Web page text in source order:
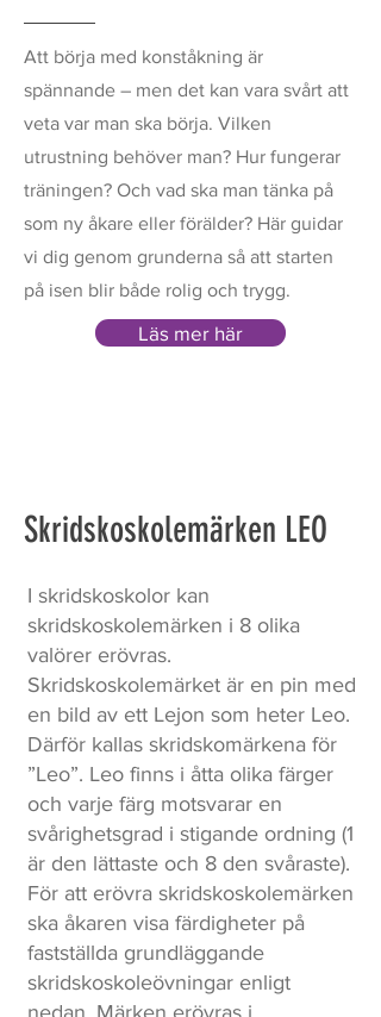
Att börja med konståkning är
spännande – men det kan vara svårt att
veta var man ska börja. Vilken
utrustning behöver man? Hur fungerar
träningen? Och vad ska man tänka på
som ny åkare eller förälder? Här guidar
vi dig genom grunderna så att starten
på isen blir både rolig och trygg.
Läs mer här
Skridskoskolemärken LEO
I skridskoskolor kan
skridskoskolemärken i 8 olika
valörer erövras.
Skridskoskolemärket är en pin med
en bild av ett Lejon som heter Leo.
Därför kallas skridskomärkena för
”Leo”. Leo finns i åtta olika färger
och varje färg motsvarar en
svårighetsgrad i stigande ordning (1
är den lättaste och 8 den svåraste).
För att erövra skridskoskolemärken
ska åkaren visa färdigheter på
fastställda grundläggande
skridskoskoleövningar enligt
nedan. Märken erövras i